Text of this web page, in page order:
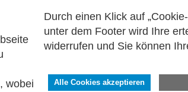
wo sie in der Anonymisierung von
Soziales, Bildung und Private Haushalte“
ist sie Präsidentin des Statistischen
wobei
Durch einen Klick auf
unter dem Footer wird Ihre
widerrufen und Sie können
Alle Cookies akzeptieren